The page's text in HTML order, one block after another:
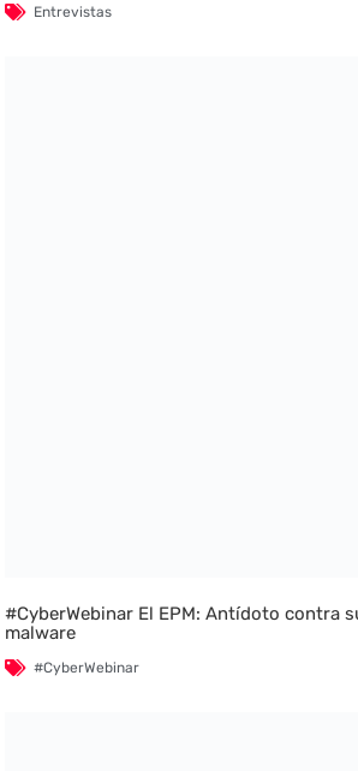
Entrevistas
#CyberWebinar El EPM: Antídoto contra
malware
#CyberWebinar